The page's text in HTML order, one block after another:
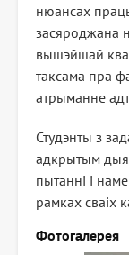
нюансах
засяроджана
вышэйшай
таксама пра
атрыманне
Студэнты з
адкрытым
пытанні і
рамках сваіх
Фотогалерея